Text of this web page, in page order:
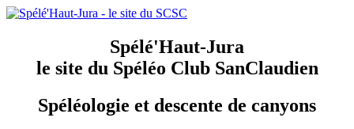
Spélé'Haut-Jura
le site du Spéléo Club SanClaudien
Spéléologie et descente de canyons